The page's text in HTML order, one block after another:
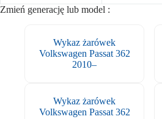
Zmień generację lub model :
Wykaz żarówek
Volkswagen Passat 362
2010–
Wykaz żarówek
Volkswagen Passat 362